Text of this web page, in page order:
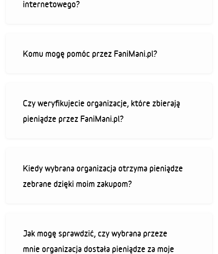
internetowego?
Komu mogę pomóc przez FaniMani.pl?
Czy weryfikujecie organizacje, które zbierają
pieniądze przez FaniMani.pl?
Kiedy wybrana organizacja otrzyma pieniądze
zebrane dzięki moim zakupom?
Jak mogę sprawdzić, czy wybrana przeze
mnie organizacja dostała pieniądze za moje